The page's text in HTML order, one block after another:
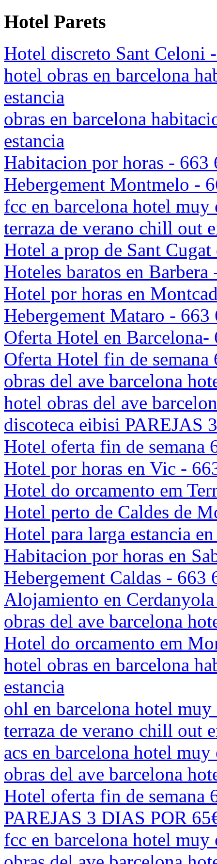
Hotel Parets
Hotel discreto Sant Celoni
hotel obras en barcelona
estancia
obras en barcelona
estancia
Habitacion por horas - 663
Hebergement Montmelo -
fcc en barcelona hotel muy
terraza de verano chill out
Hotel a prop de Sant
Hoteles baratos en
Hotel por horas en
Hebergement Mataro - 663
Oferta Hotel en Barcelona-
Oferta Hotel fin de
obras del ave barcelona
hotel obras del ave
discoteca eibisi PAREJAS
Hotel oferta fin de semana
Hotel por horas en Vic -
Hotel do orcamento em
Hotel perto de Caldes de
Hotel para larga estancia
Habitacion por horas en
Hebergement Caldas - 663
Alojamiento en
obras del ave barcelona
Hotel do orcamento em
hotel obras en barcelona
estancia
ohl en barcelona hotel
terraza de verano chill out
acs en barcelona hotel
obras del ave barcelona
Hotel oferta fin de semana
PAREJAS 3 DIAS POR
fcc en barcelona hotel muy